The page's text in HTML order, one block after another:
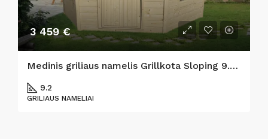
3 459 €
Medinis griliaus namelis Grillkota Sloping 9.2 m²
9.2
GRILIAUS NAMELIAI